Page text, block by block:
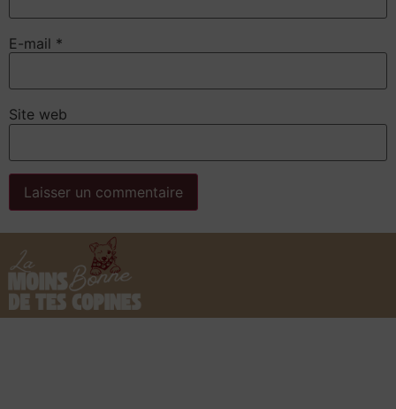
E-mail *
Site web